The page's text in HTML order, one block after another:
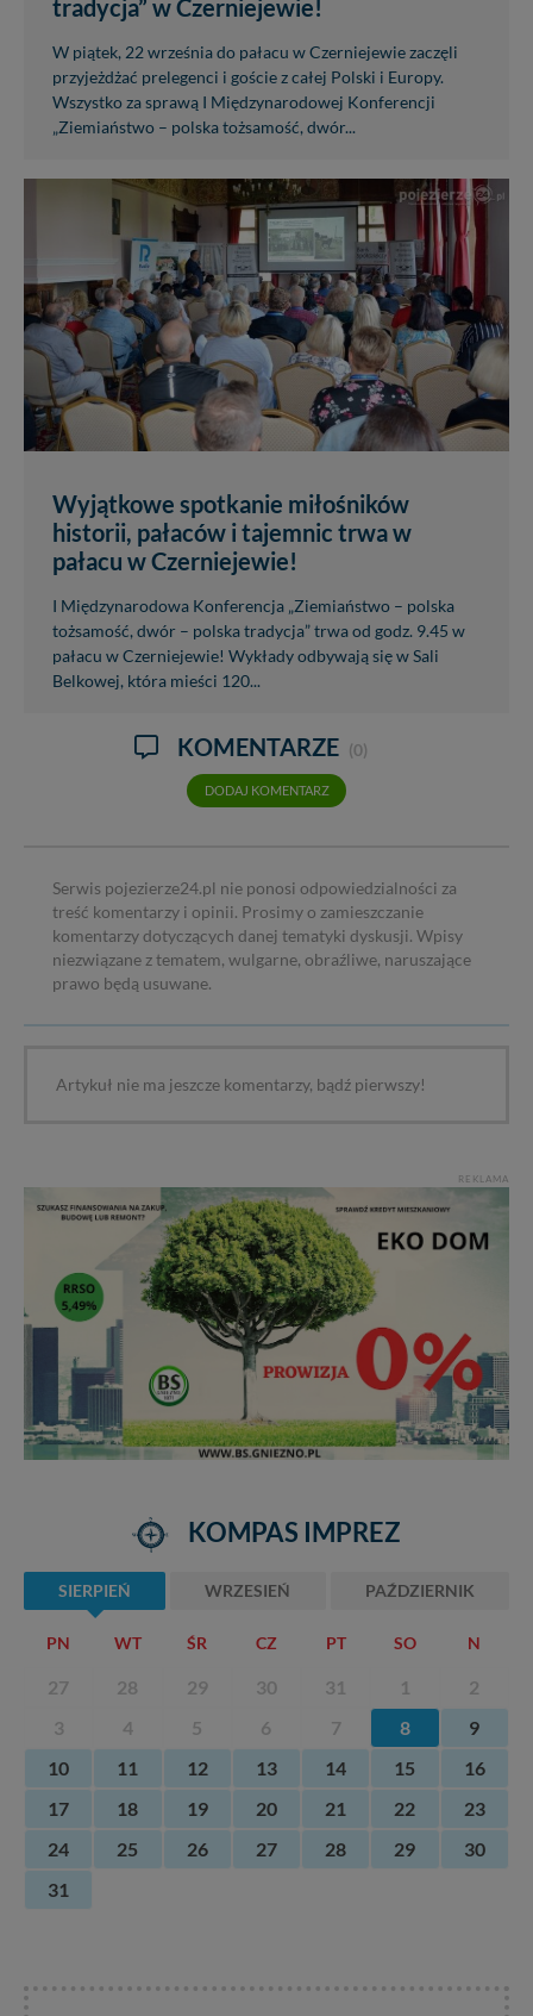
tradycja” w Czerniejewie!
W piątek, 22 września do pałacu w Czerniejewie zaczęli
przyjeżdżać prelegenci i goście z całej Polski i Europy.
Wszystko za sprawą I Międzynarodowej Konferencji
„Ziemiaństwo – polska tożsamość, dwór...
Wyjątkowe spotkanie miłośników
historii, pałaców i tajemnic trwa w
pałacu w Czerniejewie!
I Międzynarodowa Konferencja „Ziemiaństwo – polska
tożsamość, dwór – polska tradycja” trwa od godz. 9.45 w
pałacu w Czerniejewie! Wykłady odbywają się w Sali
Belkowej, która mieści 120...
KOMENTARZE (0)
DODAJ KOMENTARZ
Serwis pojezierze24.pl nie ponosi odpowiedzialności za
treść komentarzy i opinii. Prosimy o zamieszczanie
komentarzy dotyczących danej tematyki dyskusji. Wpisy
niezwiązane z tematem, wulgarne, obraźliwe, naruszające
prawo będą usuwane.
Artykuł nie ma jeszcze komentarzy, bądź pierwszy!
REKLAMA
KOMPAS IMPREZ
SIERPIEŃ WRZESIEŃ PAŹDZIERNIK
PN WT ŚR CZ PT SO N
27 28 29 30 31 1
2
3
4 5 6 7 8
9
10
11 12 13 14 15
16
17
18 19 20 21 22
23
24
25 26 27 28 29
30
31